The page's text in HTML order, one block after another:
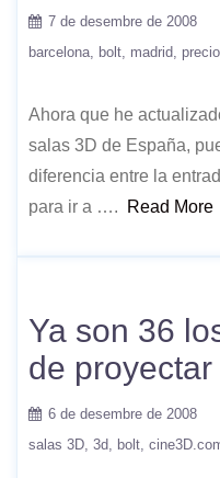
7 de desembre de 2008
barcelona
bolt madrid
Ahora que he
salas 3D de España,
diferencia entre la
para ir a ….
Read More
Ya son 36
de
6 de desembre de 2008
salas 3D 3d bolt